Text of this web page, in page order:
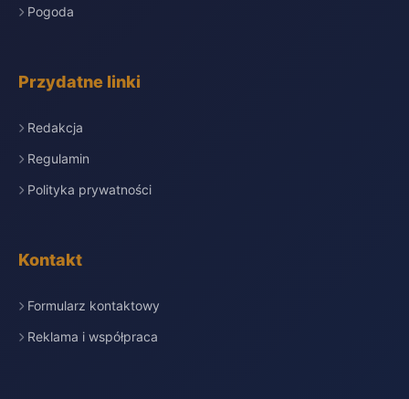
Pogoda
Przydatne linki
Redakcja
Regulamin
Polityka prywatności
Kontakt
Formularz kontaktowy
Reklama i współpraca